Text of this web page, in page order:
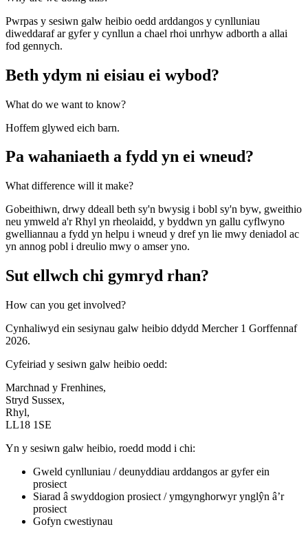
Pwrpas y sesiwn galw heibio oedd arddangos y cynlluniau
diweddaraf ar gyfer y cynllun a chael rhoi unrhyw adborth a allai
fod gennych.
Beth ydym ni eisiau ei wybod?
What do we want to know?
Hoffem glywed eich barn.
Pa wahaniaeth a fydd yn ei wneud?
What difference will it make?
Gobeithiwn, drwy ddeall beth sy'n bwysig i bobl sy'n byw, gweithio
neu ymweld a'r Rhyl yn rheolaidd, y byddwn yn gallu cyflwyno
gwelliannau a fydd yn helpu i wneud y dref yn lie mwy deniadol ac
yn annog pobl i dreulio mwy o amser yno.
Sut ellwch chi gymryd rhan?
How can you get involved?
Cynhaliwyd ein sesiynau galw heibio ddydd Mercher 1 Gorffennaf
2026.
Cyfeiriad y sesiwn galw heibio oedd:
Marchnad y Frenhines,
Stryd Sussex,
Rhyl,
LL18 1SE
Yn y sesiwn galw heibio, roedd modd i chi:
Gweld cynlluniau / deunyddiau arddangos ar gyfer ein
prosiect
Siarad â swyddogion prosiect / ymgynghorwyr ynglŷn â’r
prosiect
Gofyn cwestiynau